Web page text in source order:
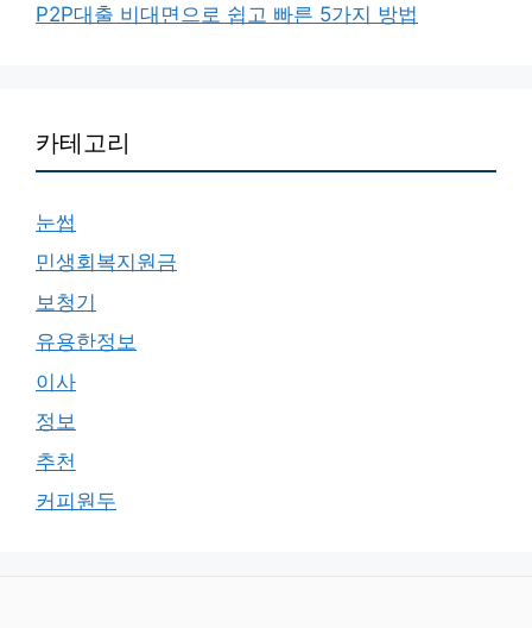
P2P대출 비대면으로 쉽고 빠른 5가지 방법
카테고리
눈썹
민생회복지원금
보청기
유용한정보
이사
정보
추천
커피원두